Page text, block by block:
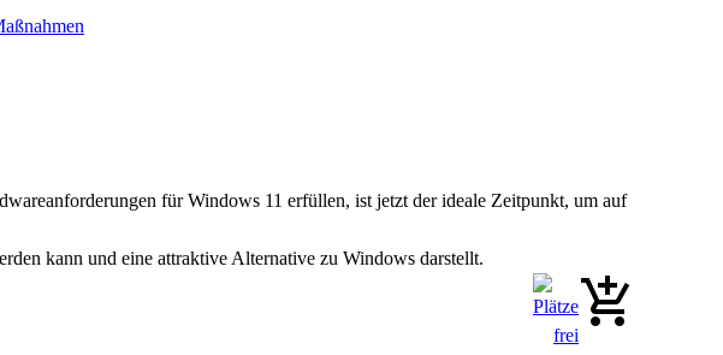
für Windows 11 erfüllen, ist jetzt der ideale Zeitpunkt, um auf
kann und eine attraktive Alternative zu Windows darstellt.